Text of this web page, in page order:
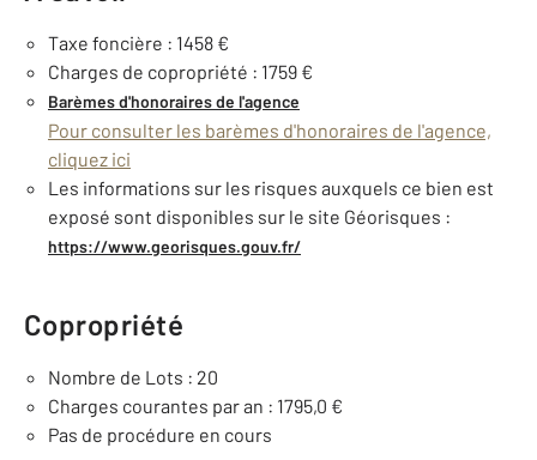
Taxe foncière : 1458 €
Charges de copropriété : 1759 €
Barèmes d'honoraires de l'agence
Pour consulter les barèmes d'honoraires de l'agence,
cliquez ici
Les informations sur les risques auxquels ce bien est
exposé sont disponibles sur le site Géorisques :
https://www.georisques.gouv.fr/
Copropriété
Nombre de Lots : 20
Charges courantes par an : 1795,0 €
Pas de procédure en cours